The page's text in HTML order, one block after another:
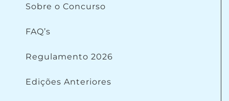
Sobre o Concurso
FAQ’s
Regulamento 2026
Edições Anteriores